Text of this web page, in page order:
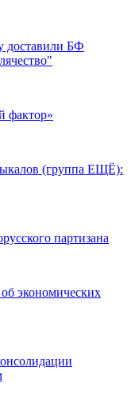
доставили БФ
фактор»
(группа ЕЩЁ):
партизана
экономических